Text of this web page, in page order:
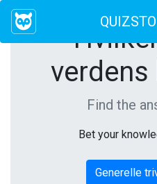
verdens
Find the
Bet your
Generelle